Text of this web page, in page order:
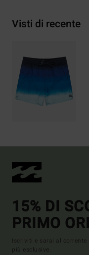
Visti di recente
15% DI
PRIMO
Iscriviti e sarai al
più esclusive.